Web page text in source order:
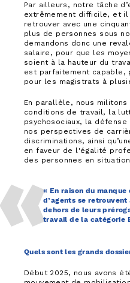
Par ailleurs, notre tâche
extrêmement difficile, et
retrouver avec une
plus de personnes sous
demandons donc une
salaire, pour que les
soient à la hauteur du
est parfaitement capable,
pour les magistrats à
En parallèle, nous
conditions de travail, la
psychosociaux, la
nos perspectives de
discriminations, ainsi
en faveur de l'égalité
des personnes en
« En raison du
d’agents se
dehors de leurs
travail de la catégorie
Quels sont les grands
Début 2025, nous avons